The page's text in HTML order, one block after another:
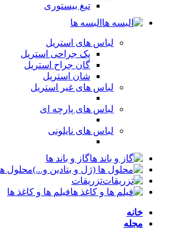
تیغ بیستوری
البسه ها
لباس های استریل
پک جراحی استریل
گان جراح استریل
شان استریل
لباس های غیر استریل
لباس های پارچه ای
لباس های نایلونی
گاز و باند ها
محلول ها
تزریقات
فیلم ها و کاغذ ها
خانه
مجله